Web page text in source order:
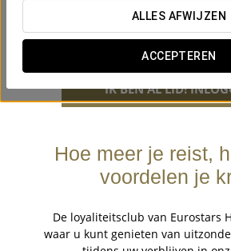
ALLES AFWIJZEN
ACCEPTEREN
IK BEN AL LID!
Hoe meer je reist,
voordelen je
De loyaliteitsclub van Eurostars
waar u kunt genieten van